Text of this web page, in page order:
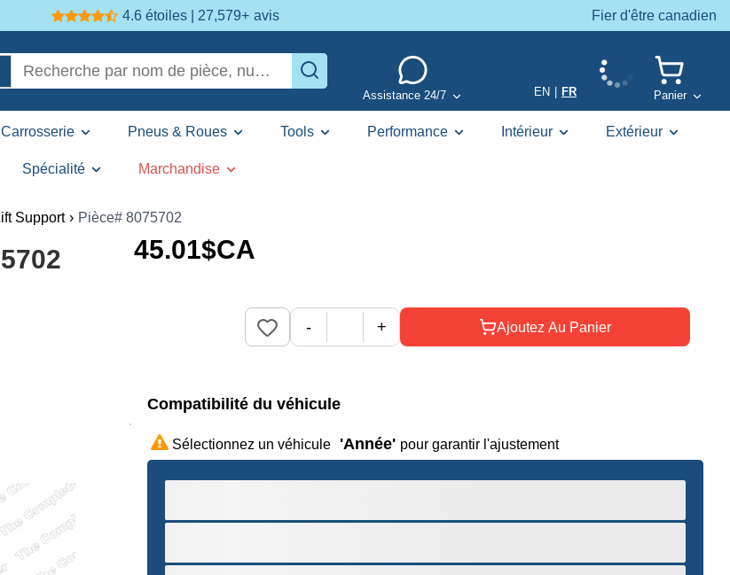
4.6 étoiles | 27,579+ avis Fier d'être canadien
Assistance 24/7 EN FR Panier
Carrosserie Pneus & Roues Tools Performance Intérieur Extérieur
Spécialité Marchandise
Support › Pièce# 8075702
45.01$CA
Ajoutez Au Panier
- +
Compatibilité du véhicule
Sélectionnez un véhicule 'Année' pour garantir l'ajustement